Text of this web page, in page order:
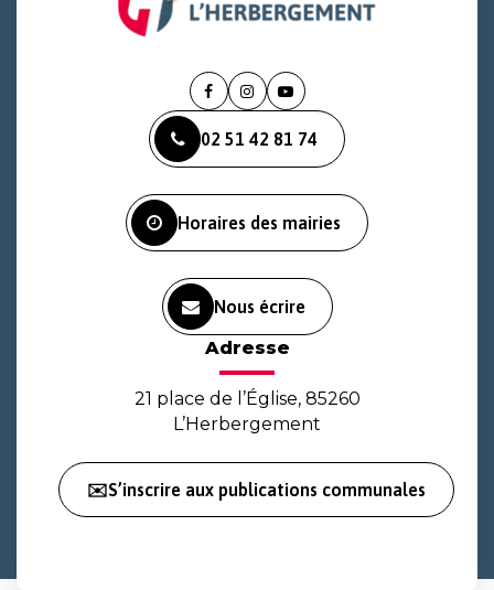
Lien
le
compte
Lien
le
compte
Lien
la
chaîne
02 51 42 81 74
Horaires des mairies
Nous écrire
Adresse
21 place de l’Église, 85260
L’Herbergement
✉️S’inscrire aux publications communales